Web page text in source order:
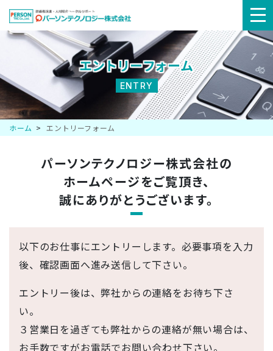
エントリーフォーム
ENTRY
ホーム エントリーフォーム
パーソンテクノロジー株式会社の
ホームページをご覧頂き、
誠にありがとうございます。
以下のお仕事にエントリーします。必要事項を入力
後、確認画面へ進み送信して下さい。
エントリー後は、弊社からの連絡をお待ち下さ
い。
３営業日を過ぎても弊社からの連絡が無い場合は、
お手数ですがお電話でお問い合わせ下さい。
メ
ュ
ー